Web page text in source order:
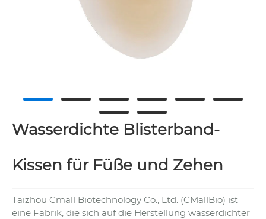
Wasserdichte Blisterband-
Kissen für Füße und Zehen
Taizhou Cmall Biotechnology Co., Ltd. (CMallBio) ist
eine Fabrik, die sich auf die Herstellung wasserdichter